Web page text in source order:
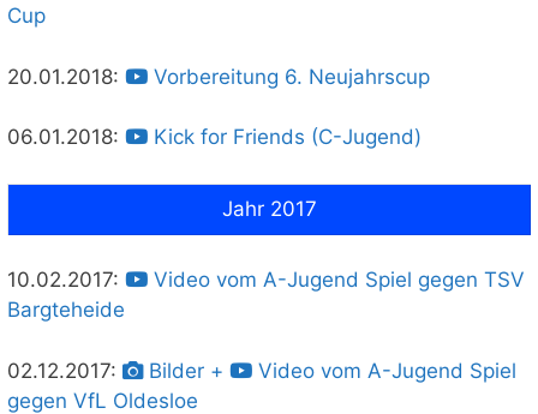
Cup
20.01.2018: Vorbereitung 6. Neujahrscup
06.01.2018: Kick for Friends (C-Jugend)
Jahr 2017
10.02.2017:
Video vom A-Jugend Spiel gegen TSV
Bargteheide
02.12.2017: Bilder +
Video vom A-Jugend Spiel
gegen VfL Oldesloe